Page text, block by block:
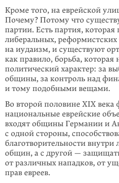
Кроме того, на еврейской
Почему? Потому что
партии. Есть партия, которая
либеральных, реформистских
на иудаизм, и существуют
как правило, борьба, которая
политический характер: за
общины, за контроль над
и тому подобными вещами.
Во второй половине XIX
национальные еврейские
входят общины Германии и
с одной стороны,
благотворительности внутри
общин, а с другой —
от различных нападков, от
прав евреев.